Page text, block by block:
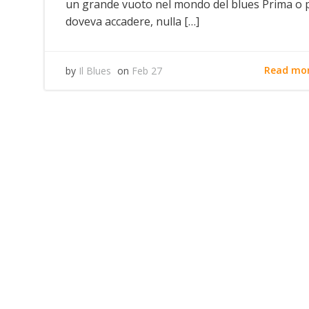
un grande vuoto nel mondo del blues Prima o
doveva accadere, nulla […]
by Il Blues on Feb 27 Read